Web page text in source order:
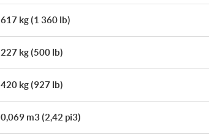
617 kg (1 360 lb)
227 kg (500 lb)
420 kg (927 lb)
0,069 m3 (2,42 pi3)